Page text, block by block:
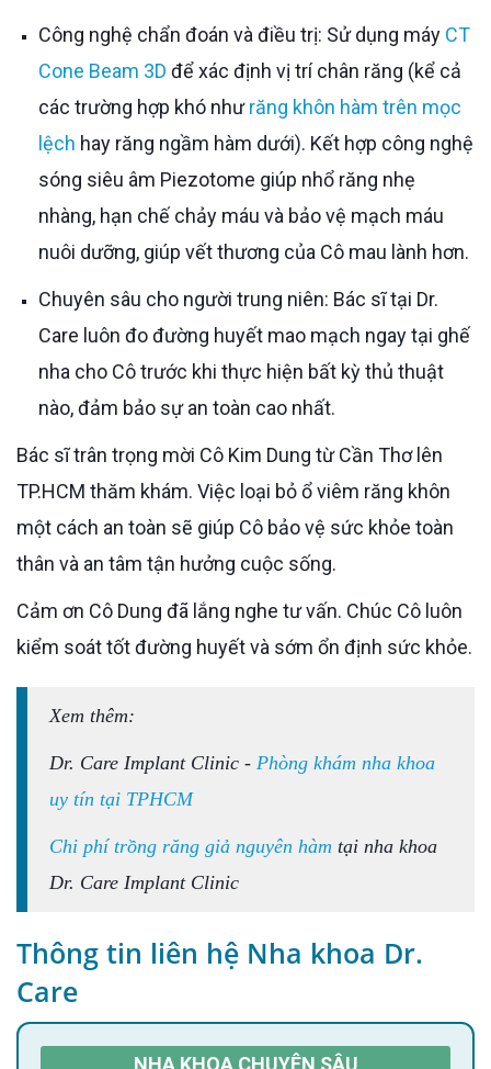
Công nghệ chẩn đoán và điều trị: Sử dụng máy CT
Cone Beam 3D để xác định vị trí chân răng (kể cả
các trường hợp khó nhưrăng khôn hàm trên mọc
lệch hay răng ngầm hàm dưới). Kết hợp công nghệ
sóng siêu âm Piezotome giúp nhổ răng nhẹ
nhàng, hạn chế chảy máu và bảo vệ mạch máu
nuôi dưỡng, giúp vết thương của Cô mau lành hơn.
Chuyên sâu cho người trung niên: Bác sĩ tại Dr.
Care luôn đo đường huyết mao mạch ngay tại ghế
nha cho Cô trước khi thực hiện bất kỳ thủ thuật
nào, đảm bảo sự an toàn cao nhất.
Bác sĩ trân trọng mời Cô Kim Dung từ Cần Thơ lên
TP.HCM thăm khám. Việc loại bỏ ổ viêm răng khôn
một cách an toàn sẽ giúp Cô bảo vệ sức khỏe toàn
thân và an tâm tận hưởng cuộc sống.
Cảm ơn Cô Dung đã lắng nghe tư vấn. Chúc Cô luôn
kiểm soát tốt đường huyết và sớm ổn định sức khỏe.
Xem thêm:
Dr. Care Implant Clinic - Phòng khám nha khoa
uy tín tại TPHCM
Chi phí trồng răng giả nguyên hàm tại nha khoa
Dr. Care Implant Clinic
Thông tin liên hệ Nha khoa Dr.
Care
NHA KHOA CHUYÊN SÂU